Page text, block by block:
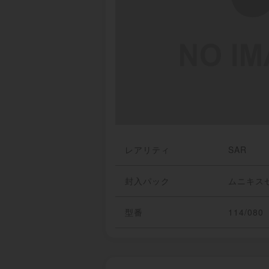
レアリティ SAR
封入パック ムニキス
型番 114/080